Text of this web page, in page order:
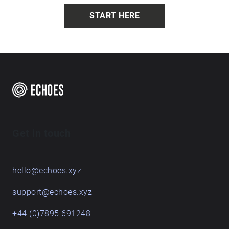
Artystycznych Fundacji Artystów Kolonia Teraz
(@rezydenc.ja) na wydziale Uniwersytetu Biologii w
Gdańsku oraz podczas Festiwalu Narracje w
START HERE
hello@echoes.xyz
support@echoes.xyz
+44 (0)7895 691248